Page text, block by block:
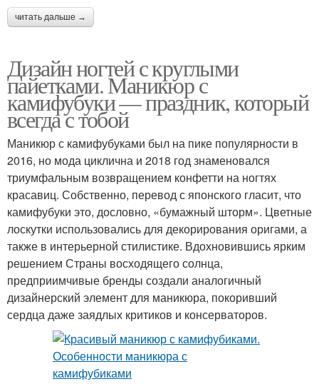
читать дальше →
Дизайн ногтей с круглыми
пайетками. Маникюр с
камифубуки — праздник, который
всегда с тобой
Маникюр с камифубуками был на пике популярности в
2016, но мода циклична и 2018 год знаменовался
триумфальным возвращением конфетти на ногтях
красавиц. Собственно, перевод с японского гласит, что
камифубуки это, дословно, «бумажный шторм». Цветные
лоскутки использовались для декорирования оригами, а
также в интерьерной стилистике. Вдохновившись ярким
решением Страны восходящего солнца,
предприимчивые бренды создали аналогичный
дизайнерский элемент для маникюра, покоривший
сердца даже заядлых критиков и консерваторов.